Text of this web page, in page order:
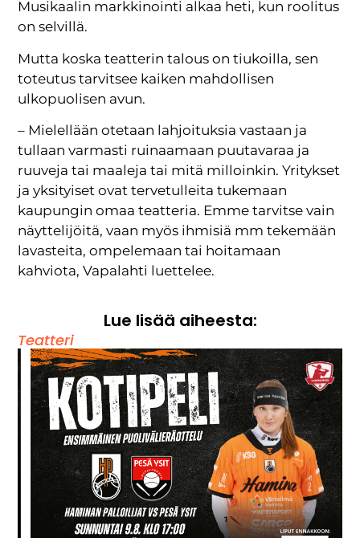
Musikaalin markkinointi alkaa heti, kun roolitus
on selvillä.
Mutta koska teatterin talous on tiukoilla, sen
toteutus tarvitsee kaiken mahdollisen
ulkopuolisen avun.
– Mielellään otetaan lahjoituksia vastaan ja
tullaan varmasti ruinaamaan puutavaraa ja
ruuveja tai maaleja tai mitä milloinkin. Yritykset
ja yksityiset ovat tervetulleita tukemaan
kaupungin omaa teatteria. Emme tarvitse vain
näyttelijöitä, vaan myös ihmisiä mm tekemään
lavasteita, ompelemaan tai hoitamaan
kahviota, Vapalahti luettelee.
Lue lisää aiheesta:
Teatteri